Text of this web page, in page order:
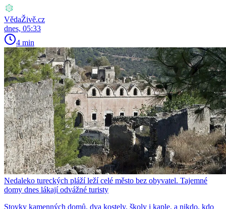
VědaŽivě.cz
dnes, 05:33
4 min
Nedaleko tureckých pláží leží celé město bez obyvatel. Tajemné
domy dnes lákají odvážné turisty
Stovky kamenných domů, dva kostely, školy i kaple, a nikdo, kdo